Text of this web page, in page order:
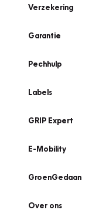
Verzekering
Garantie
Pechhulp
Labels
GRIP Expert
E-Mobility
GroenGedaan
Over ons